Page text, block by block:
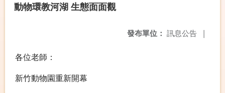
動物環教河湖 生態面面觀
發布單位： 訊息公告 |
各位老師：
新竹動物園重新開幕